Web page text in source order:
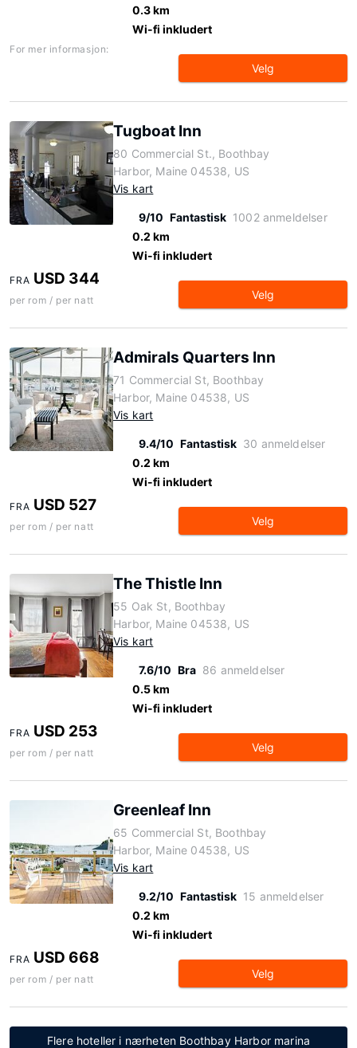
0.3 km
Wi-fi inkludert
For mer informasjon:
Velg
Tugboat Inn
80 Commercial St., Boothbay
Harbor, Maine 04538, US
Vis kart
9/10 Fantastisk 1002 anmeldelser
0.2 km
Wi-fi inkludert
FRA USD 344
per rom / per natt Velg
Admirals Quarters Inn
71 Commercial St, Boothbay
Harbor, Maine 04538, US
Vis kart
9.4/10 Fantastisk 30 anmeldelser
0.2 km
Wi-fi inkludert
FRA USD 527
per rom / per natt Velg
The Thistle Inn
55 Oak St, Boothbay
Harbor, Maine 04538, US
Vis kart
7.6/10 Bra 86 anmeldelser
0.5 km
Wi-fi inkludert
FRA USD 253
per rom / per natt Velg
Greenleaf Inn
65 Commercial St, Boothbay
Harbor, Maine 04538, US
Vis kart
9.2/10 Fantastisk 15 anmeldelser
0.2 km
Wi-fi inkludert
FRA USD 668
per rom / per natt Velg
Flere hoteller i nærheten Boothbay Harbor marina